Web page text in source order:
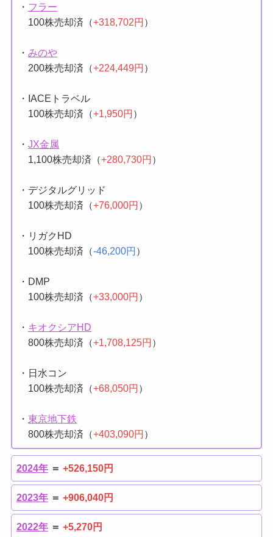
・ フラー
100株売却済（+318,702円 ）
・ みのや
200株売却済（+224,449円 ）
・IACEトラベル
100株売却済（+1,950円 ）
・ JX金属
1,100株売却済（+280,730円 ）
・デジタルグリッド
100株売却済（+76,000円 ）
・リガクHD
100株売却済（-46,200円 ）
・DMP
100株売却済（+33,000円 ）
・ キオクシアHD
800株売却済（+1,708,125円 ）
・日水コン
100株売却済（+68,050円 ）
・ 東京地下鉄
800株売却済（+403,090円 ）
2024年＝ +526,150円
2023年＝ +906,040円
2022年＝ +5,270円